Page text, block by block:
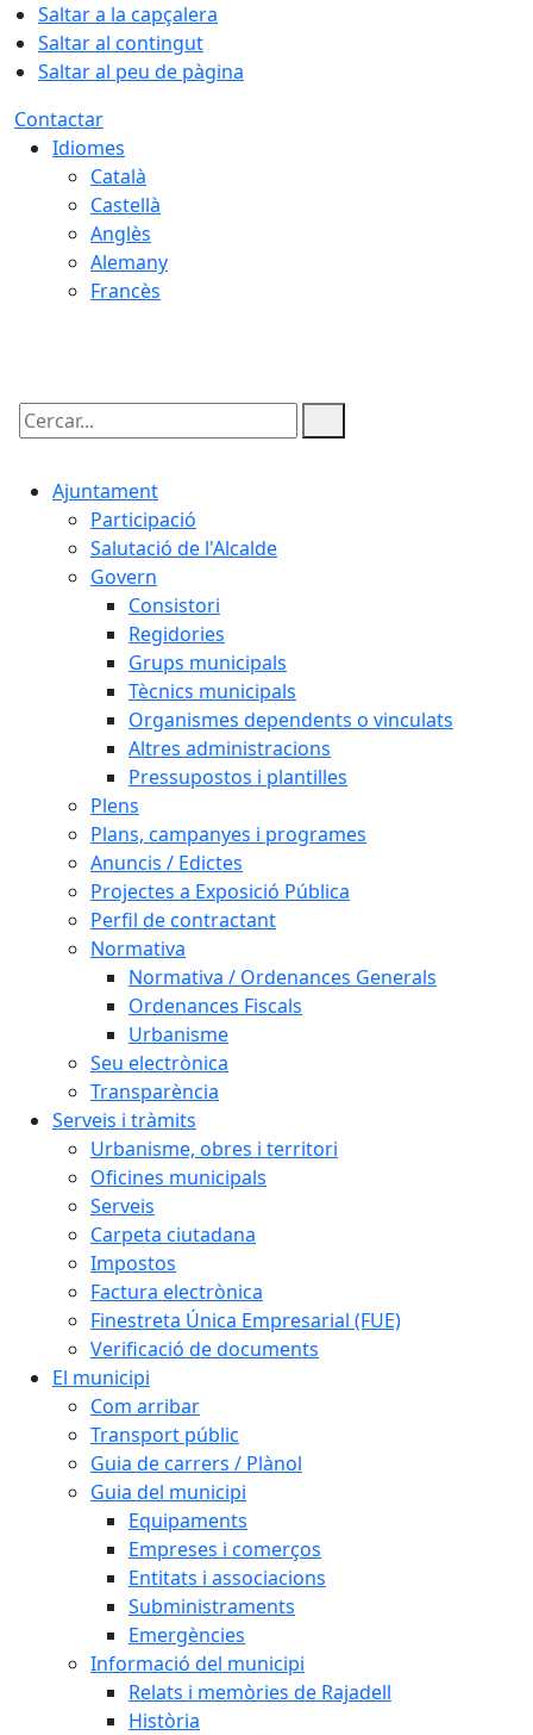
Saltar a la capçalera
Saltar al contingut
Saltar al peu de pàgina
Contactar
Idiomes
Català
Castellà
Anglès
Alemany
Francès
Cercar:
Ajuntament
Participació
Salutació de l'Alcalde
Govern
Consistori
Regidories
Grups municipals
Tècnics municipals
Organismes dependents o vinculats
Altres administracions
Pressupostos i plantilles
Plens
Plans, campanyes i programes
Anuncis / Edictes
Projectes a Exposició Pública
Perfil de contractant
Normativa
Normativa / Ordenances Generals
Ordenances Fiscals
Urbanisme
Seu electrònica
Transparència
Serveis i tràmits
Urbanisme, obres i territori
Oficines municipals
Serveis
Carpeta ciutadana
Impostos
Factura electrònica
Finestreta Única Empresarial (FUE)
Verificació de documents
El municipi
Com arribar
Transport públic
Guia de carrers / Plànol
Guia del municipi
Equipaments
Empreses i comerços
Entitats i associacions
Subministraments
Emergències
Informació del municipi
Relats i memòries de Rajadell
Història